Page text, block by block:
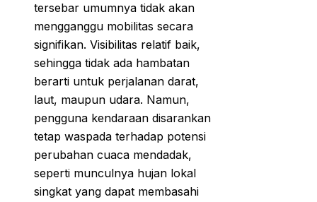
tersebar umumnya tidak akan
mengganggu mobilitas secara
signifikan. Visibilitas relatif baik,
sehingga tidak ada hambatan
berarti untuk perjalanan darat,
laut, maupun udara. Namun,
pengguna kendaraan disarankan
tetap waspada terhadap potensi
perubahan cuaca mendadak,
seperti munculnya hujan lokal
singkat yang dapat membasahi